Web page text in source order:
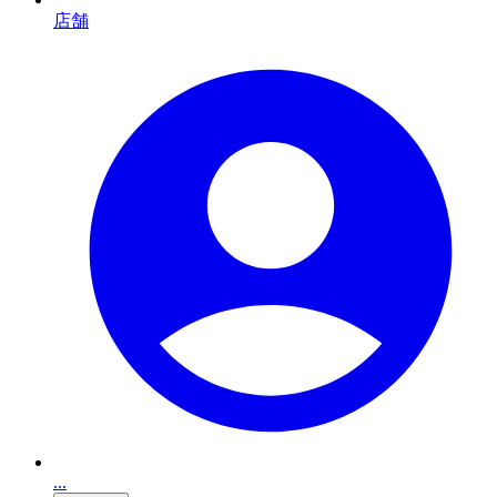
店舗
...